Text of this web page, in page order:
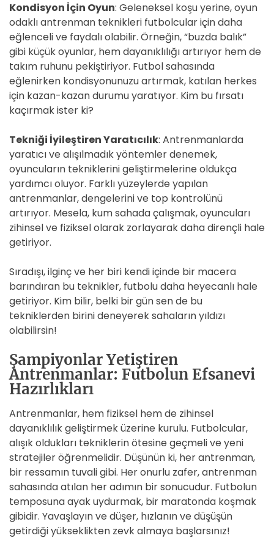
Kondisyon İçin Oyun: Geleneksel koşu yerine, oyun
odaklı antrenman teknikleri futbolcular için daha
eğlenceli ve faydalı olabilir. Örneğin, “buzda balık”
gibi küçük oyunlar, hem dayanıklılığı artırıyor hem de
takım ruhunu pekiştiriyor. Futbol sahasında
eğlenirken kondisyonunuzu artırmak, katılan herkes
için kazan-kazan durumu yaratıyor. Kim bu fırsatı
kaçırmak ister ki?
Tekniği İyileştiren Yaratıcılık: Antrenmanlarda
yaratıcı ve alışılmadık yöntemler denemek,
oyuncuların tekniklerini geliştirmelerine oldukça
yardımcı oluyor. Farklı yüzeylerde yapılan
antrenmanlar, dengelerini ve top kontrolünü
artırıyor. Mesela, kum sahada çalışmak, oyuncuları
zihinsel ve fiziksel olarak zorlayarak daha dirençli hale
getiriyor.
Sıradışı, ilginç ve her biri kendi içinde bir macera
barındıran bu teknikler, futbolu daha heyecanlı hale
getiriyor. Kim bilir, belki bir gün sen de bu
tekniklerden birini deneyerek sahaların yıldızı
olabilirsin!
Şampiyonlar Yetiştiren
Antrenmanlar: Futbolun Efsanevi
Hazırlıkları
Antrenmanlar, hem fiziksel hem de zihinsel
dayanıklılık geliştirmek üzerine kurulu. Futbolcular,
alışık oldukları tekniklerin ötesine geçmeli ve yeni
stratejiler öğrenmelidir. Düşünün ki, her antrenman,
bir ressamın tuvali gibi. Her onurlu zafer, antrenman
sahasında atılan her adımın bir sonucudur. Futbolun
temposuna ayak uydurmak, bir maratonda koşmak
gibidir. Yavaşlayın ve düşer, hızlanın ve düşüşün
getirdiği yükseklikten zevk almaya başlarsınız!